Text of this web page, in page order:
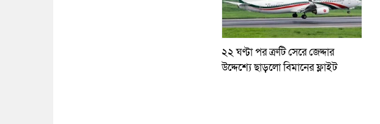
২২ ঘণ্টা পর ত্রুটি সেরে জেদ্দার
উদ্দেশ্যে ছাড়লো বিমানের ফ্লাইট